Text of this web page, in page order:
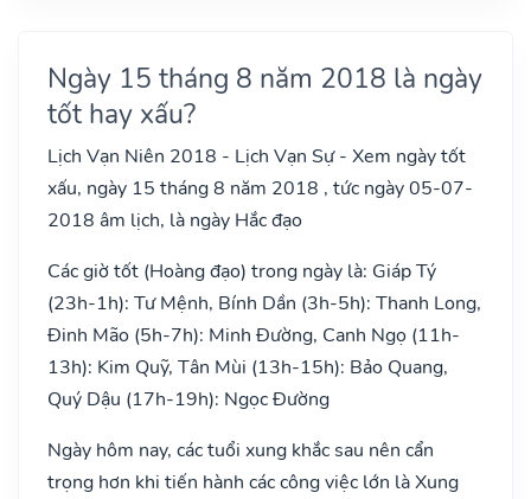
Ngày 15 tháng 8 năm 2018 là ngày
tốt hay xấu?
Lịch Vạn Niên 2018 - Lịch Vạn Sự - Xem ngày tốt
xấu, ngày 15 tháng 8 năm 2018 , tức ngày 05-07-
2018 âm lịch, là ngày Hắc đạo
Các giờ tốt (Hoàng đạo) trong ngày là: Giáp Tý
(23h-1h): Tư Mệnh, Bính Dần (3h-5h): Thanh Long,
Đinh Mão (5h-7h): Minh Đường, Canh Ngọ (11h-
13h): Kim Quỹ, Tân Mùi (13h-15h): Bảo Quang,
Quý Dậu (17h-19h): Ngọc Đường
Ngày hôm nay, các tuổi xung khắc sau nên cẩn
trọng hơn khi tiến hành các công việc lớn là Xung